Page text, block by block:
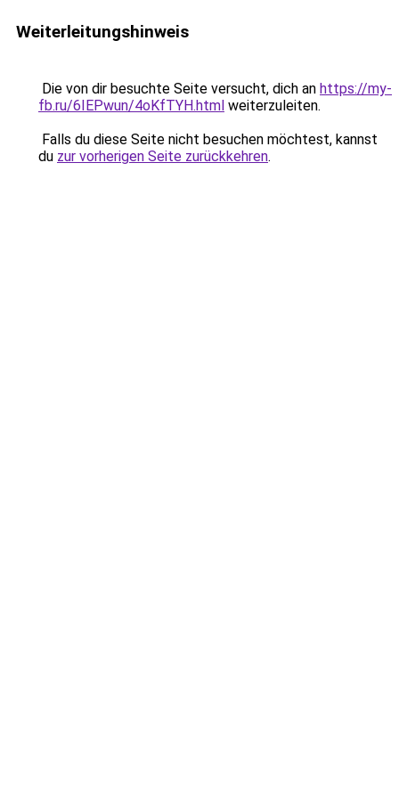
Weiterleitungshinweis
Die von dir besuchte Seite versucht, dich an https://my-
fb.ru/6IEPwun/4oKfTYH.html weiterzuleiten.
Falls du diese Seite nicht besuchen möchtest, kannst
du zur vorherigen Seite zurückkehren.